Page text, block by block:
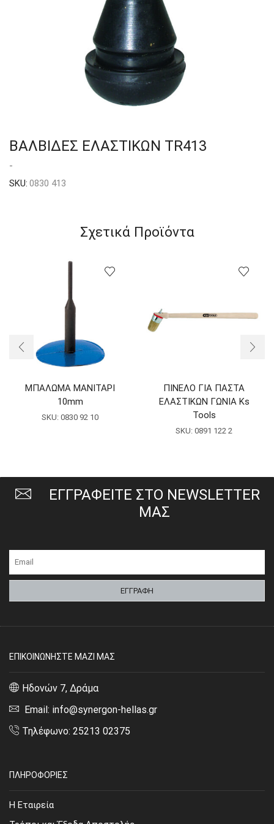
ΒΑΛΒΙΔΕΣ ΕΛΑΣΤΙΚΩΝ TR413
-
SKU: 0830 413
Σχετικά Προϊόντα
ΜΠΑΛΩΜΑ ΜΑΝΙΤΑΡΙ
10mm
SKU: 0830 92 10
ΠΙΝΕΛΟ ΓΙΑ ΠΑΣΤΑ
ΕΛΑΣΤΙΚΩΝ ΓΩΝΙΑ Ks
Tools
SKU: 0891 122 2
ΕΓΓΡΑΦΕΙΤΕ ΣΤΟ NEWSLETTER
ΜΑΣ
ΕΠΙΚΟΙΝΩΝΗΣΤΕ ΜΑΖΙ ΜΑΣ
Ηδονών 7, Δράμα
Email: info@synergon-hellas.gr
Τηλέφωνο: 25213 02375
ΠΛΗΡΟΦΟΡΙΕΣ
Η Εταιρεία